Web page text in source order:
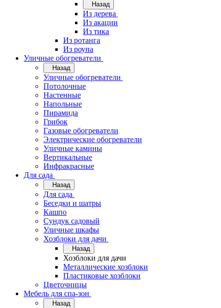
Назад
Из дерева
Из акации
Из тика
Из ротанга
Из роупа
Уличные обогреватели
Назад
Уличные обогреватели
Потолочные
Настенные
Напольные
Пирамида
Грибок
Газовые обогреватели
Электрические обогреватели
Уличные камины
Вертикальные
Инфракрасные
Для сада
Назад
Для сада
Беседки и шатры
Кашпо
Сундук садовый
Уличные шкафы
Хозблоки для дачи
Назад
Хозблоки для дачи
Металлические хозблоки
Пластиковые хозблоки
Цветочницы
Мебель для спа-зон
Назад